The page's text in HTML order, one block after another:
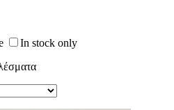
In stock only